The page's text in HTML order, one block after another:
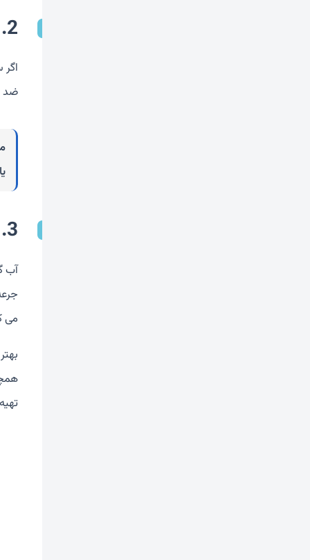
2. توت ها
ضد
3. آب گوشت
آب
می